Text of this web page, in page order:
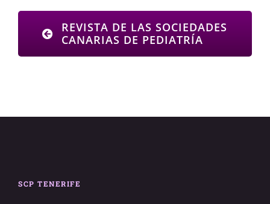
REVISTA DE LAS SOCIEDADES
CANARIAS DE PEDIATRÍA
SCP TENERIFE